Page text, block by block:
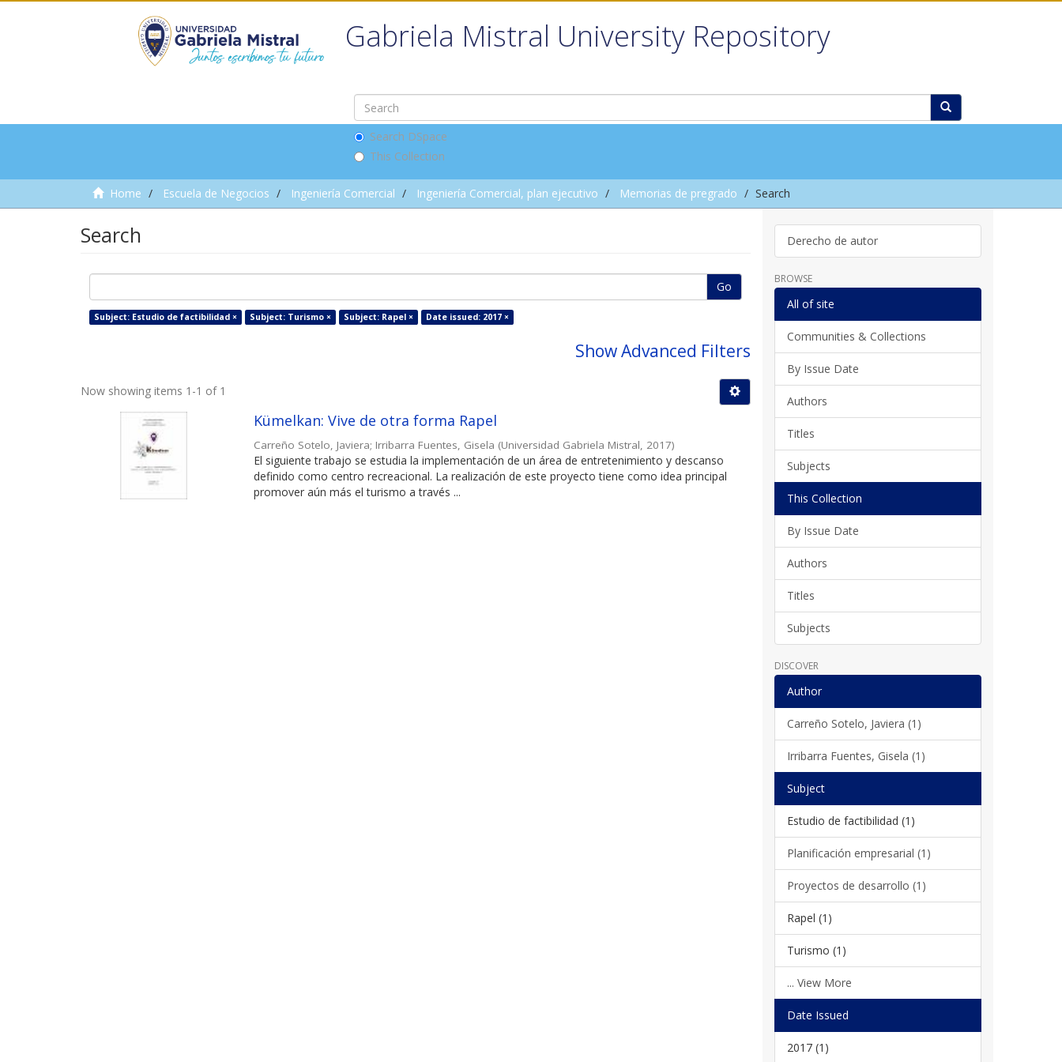
Gabriela Mistral University Repository
Search DSpace
This Collection
Home Escuela de Negocios Ingeniería Comercial Ingeniería Comercial, plan ejecutivo Memorias de pregrado Search
Search
Go
Subject: Estudio de factibilidad × Subject: Turismo × Subject: Rapel × Date issued: 2017 ×
Show Advanced Filters
Now showing items 1-1 of 1
Kümelkan: Vive de otra forma Rapel
Carreño Sotelo, Javiera; Irribarra Fuentes, Gisela (Universidad Gabriela Mistral 2017)
El siguiente trabajo se estudia la implementación de un área de entretenimiento y descanso
definido como centro recreacional. La realización de este proyecto tiene como idea principal
promover aún más el turismo a través ...
Derecho de autor
BROWSE
All of site
Communities & Collections
By Issue Date
Authors
Titles
Subjects
This Collection
By Issue Date
Authors
Titles
Subjects
DISCOVER
Author
Carreño Sotelo, Javiera (1)
Irribarra Fuentes, Gisela (1)
Subject
Estudio de factibilidad (1)
Planificación empresarial (1)
Proyectos de desarrollo (1)
Rapel (1)
Turismo (1)
... View More
Date Issued
2017 (1)